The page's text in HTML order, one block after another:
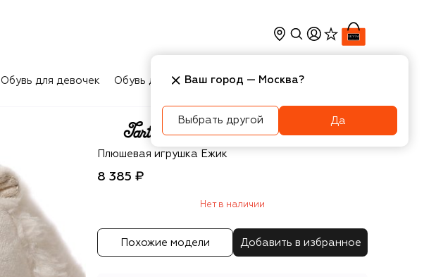
Обувь для девочек Обувь для мальчиков Игрушки Аксесcуары
Tartine Et Chocolat
Плюшевая игрушка Ежик
8 385 ₽
Нет в наличии
Похожие модели Добавить в избранное
Ваш город — Москва?
Выбрать другой Да